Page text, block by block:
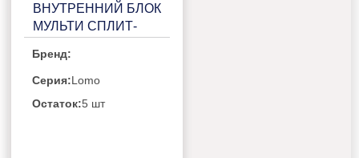
ВНУТРЕННИЙ БЛОК
МУЛЬТИ СПЛИТ-
LOMO GWH07QAXA-
K6DNC2C/I
Бренд:
Серия:Lomo
Остаток:5 шт